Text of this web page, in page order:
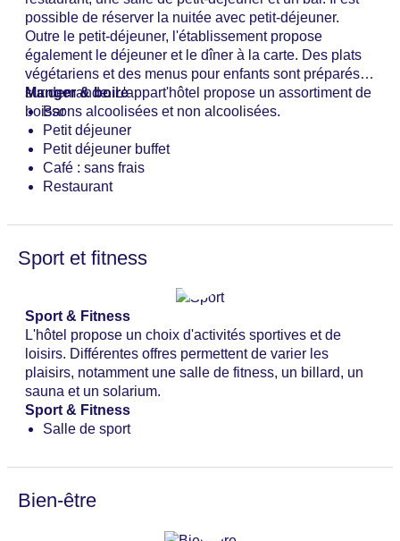
Modes de paiement : American Express, Diners
Club , Mastercard, Visa
Catégorie nationale : 4 étoiles
possible de réserver la nuitée avec petit-déjeuner.
Outre le petit-déjeuner, l'établissement propose
également le déjeuner et le dîner à la carte. Des plats
végétariens et des menus pour enfants sont préparés
sur demande. L'appart'hôtel propose un assortiment de
boissons alcoolisées et non alcoolisées.
Manger & boire
Bar
Petit déjeuner
Petit déjeuner buffet
Café : sans frais
Restaurant
Sport et fitness
Sport & Fitness
L'hôtel propose un choix d'activités sportives et de
loisirs. Différentes offres permettent de varier les
plaisirs, notamment une salle de fitness, un billard, un
sauna et un solarium.
Sport & Fitness
Salle de sport
Bien-être